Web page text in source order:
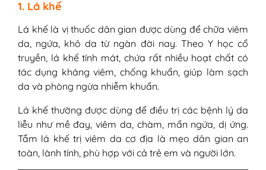
1. Lá khế
Lá khế là vị thuốc dân gian được dùng để chữa viêm
da, ngứa, khô da từ ngàn đời nay. Theo Y học cổ
truyền, lá khế tính mát, chứa rất nhiều hoạt chất có
tác dụng kháng viêm, chống khuẩn, giúp làm sạch
da và phòng ngừa nhiễm khuẩn.
Lá khế thường được dùng để điều trị các bệnh lý da
liễu như mề đay, viêm da, chàm, mẩn ngứa, dị ứng.
Tắm lá khế trị viêm da cơ địa là mẹo dân gian an
toàn, lành tính, phù hợp với cả trẻ em và người lớn.